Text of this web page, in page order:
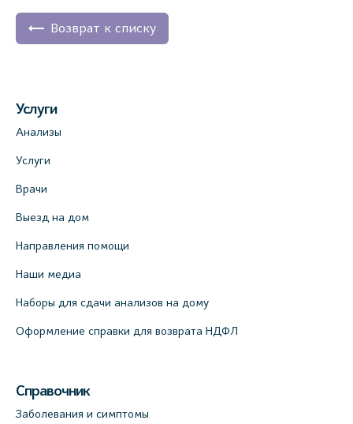
Возврат к списку
Услуги
Анализы
Услуги
Врачи
Выезд на дом
Направления помощи
Наши медиа
Наборы для сдачи анализов на дому
Оформление справки для возврата НДФЛ
Справочник
Заболевания и симптомы